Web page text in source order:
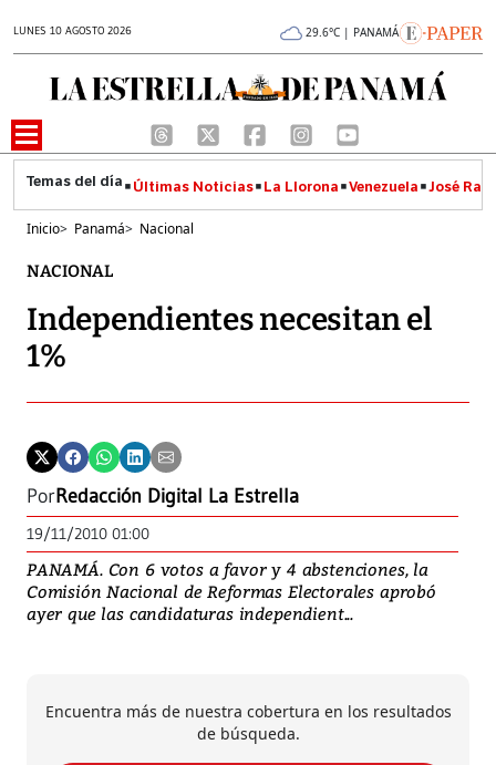
LUNES 10 AGOSTO 2026 29.6°C | PANAMÁ
Últimas Noticias La Llorona Venezuela José
Inicio> Panamá> Nacional
NACIONAL
Independientes necesitan el
1%
PorRedacción Digital La Estrella
19/11/2010 01:00
PANAMÁ. Con 6 votos a favor y 4 abstenciones, la
Comisión Nacional de Reformas Electorales aprobó
ayer que las candidaturas independient...
Encuentra más de nuestra cobertura en los resultados
de búsqueda.